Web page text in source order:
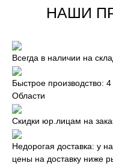
НАШИ
Всегда в наличии на
Быстрое производство:
Области
Скидки юр.лицам на
Недорогая доставка: у
цены на доставку ниже